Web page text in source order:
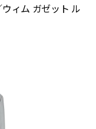
ウィム ガゼット ル